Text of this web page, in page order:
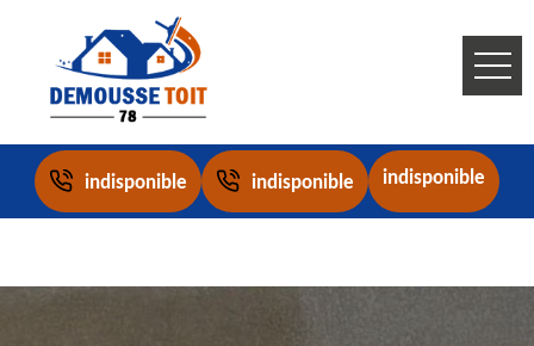
indisponible indisponible indisponible